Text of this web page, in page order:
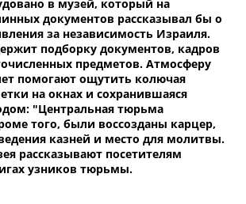
в музей, который на
документов рассказывал бы о
за независимость Израиля.
подборку документов, кадров
предметов. Атмосферу
помогают ощутить колючая
на окнах и сохранившаяся
"Центральная тюрьма
того, были воссозданы карцер,
казней и место для молитвы.
рассказывают посетителям
узников тюрьмы.